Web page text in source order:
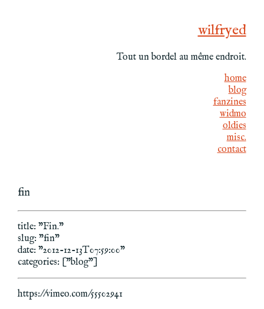
wilfryed
Tout un bordel au même endroit.
home
blog
fanzines
widmo
oldies
misc.
contact
fin
title: "Fin."
slug: "fin"
date: "2012-12-13T07:59:00"
categories: ["blog"]
https://vimeo.com/55502941